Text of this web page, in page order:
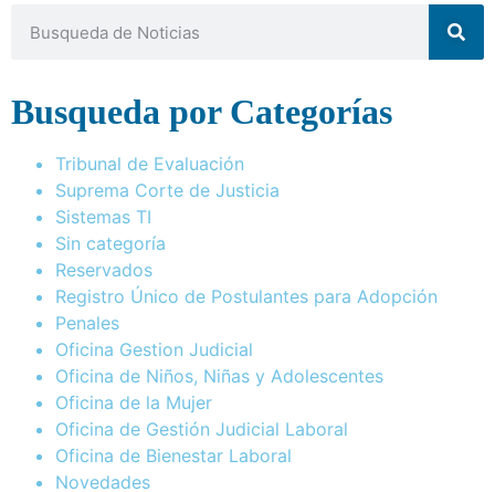
Busqueda por Categorías
Tribunal de Evaluación
Suprema Corte de Justicia
Sistemas TI
Sin categoría
Reservados
Registro Único de Postulantes para Adopción
Penales
Oficina Gestion Judicial
Oficina de Niños, Niñas y Adolescentes
Oficina de la Mujer
Oficina de Gestión Judicial Laboral
Oficina de Bienestar Laboral
Novedades